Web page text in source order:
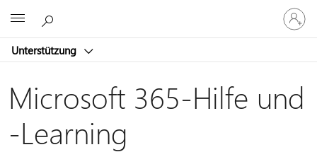
Unterstützung
Bei
Ihrem
Konto
Microsoft 365-Hilfe und
-Learning